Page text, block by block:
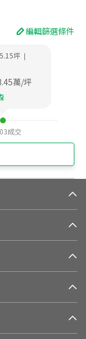
編輯篩選條件
坪 |
萬/坪
成交